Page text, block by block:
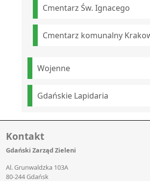
Cmentarz Św. Ignacego
Cmentarz komunalny
Wojenne
Gdańskie Lapidaria
Kontakt
Gdański Zarząd Zieleni
Al. Grunwaldzka 103A
80-244 Gdańsk